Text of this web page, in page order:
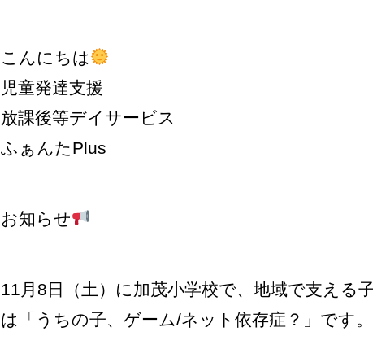
こんにちは
児童発達支援
放課後等デイサービス
ふぁんたPlus
お知らせ
11月8日（土）に加茂小学校で、地域で支える
は「うちの子、ゲーム/ネット依存症？」です。